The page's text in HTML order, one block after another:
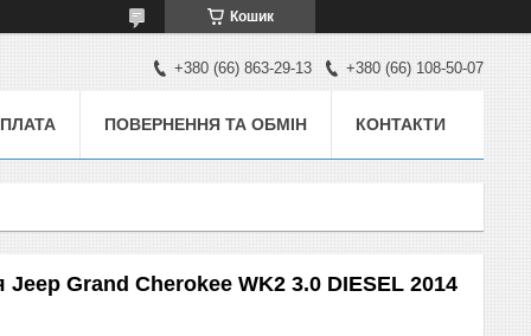
Кошик
+380 (66) 863-29-13 +380 (66) 108-50-07
ПОВЕРНЕННЯ ТА ОБМІН КОНТАКТИ
Grand Cherokee WK2 3.0 DIESEL 2014